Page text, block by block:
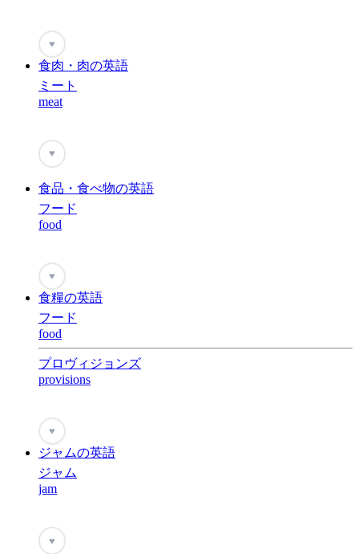
♥
食肉・肉の英語
ミート
meat
♥
食品・食べ物の英語
フード
food
♥
食糧の英語
フード
food
プロヴィジョンズ
provisions
♥
ジャムの英語
ジャム
jam
♥